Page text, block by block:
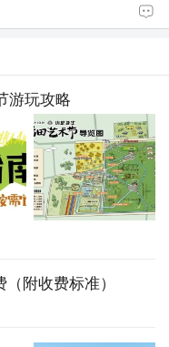
游玩攻略
附收费标准）